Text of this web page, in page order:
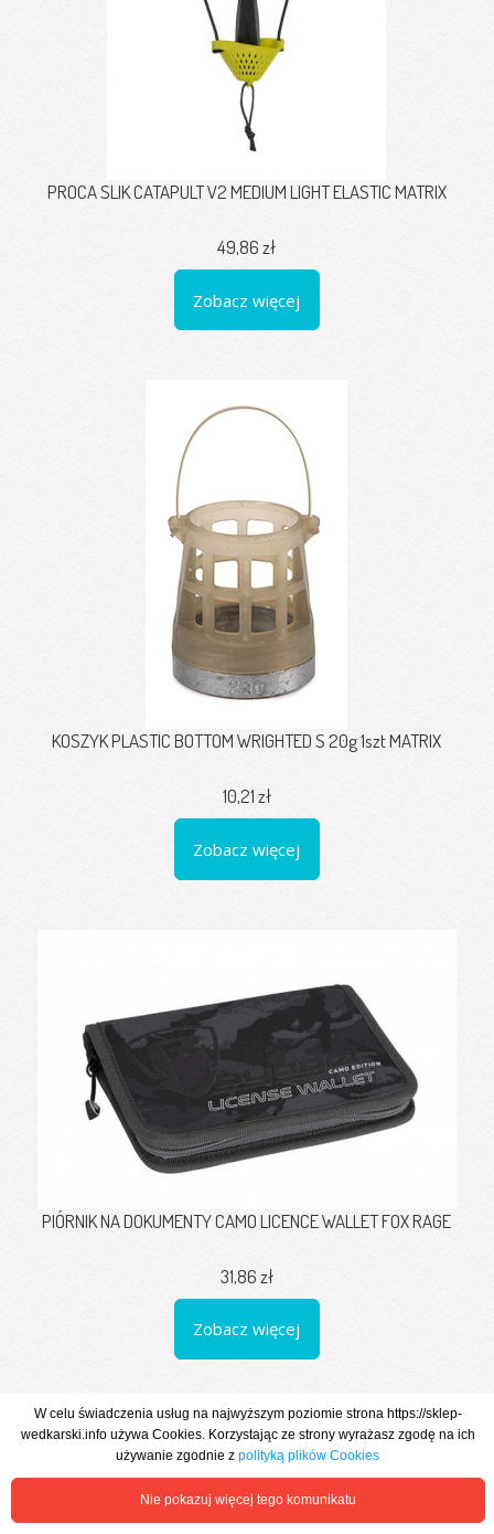
PROCA SLIK CATAPULT V2 MEDIUM LIGHT ELASTIC MATRIX
49,86 zł
Zobacz więcej
KOSZYK PLASTIC BOTTOM WRIGHTED S 20g 1szt MATRIX
10,21 zł
Zobacz więcej
PIÓRNIK NA DOKUMENTY CAMO LICENCE WALLET FOX RAGE
31,86 zł
Zobacz więcej
W celu świadczenia usług na najwyższym poziomie strona https://sklep-
wedkarski.info używa Cookies. Korzystając ze strony wyrażasz zgodę na ich
używanie zgodnie zpolityką plików Cookies
Nie pokazuj więcej tego komunikatu